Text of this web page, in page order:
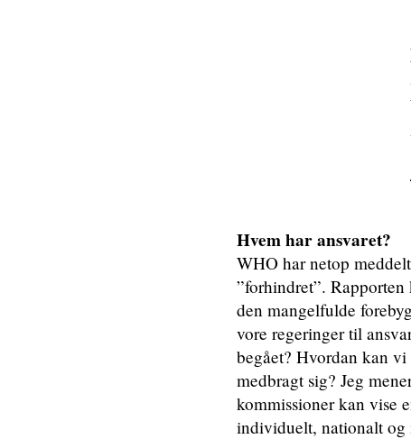
Hvem har ansvaret?
WHO har netop meddelt
”forhindret”.
den mangelfulde
vore regeringer til
begået? Hvordan kan
medbragt sig? Jeg
kommissioner kan vise
individuelt, nationalt og